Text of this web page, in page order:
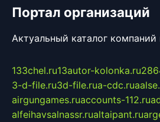
Портал организаций
Актуальный каталог
133chel.ru13autor-kolonka.ru
3-d-file.ru3d-file.rua-cdc.ru
airgungames.ruaccounts-112.ru
alfeihavsalnassr.rualtaipant.ru